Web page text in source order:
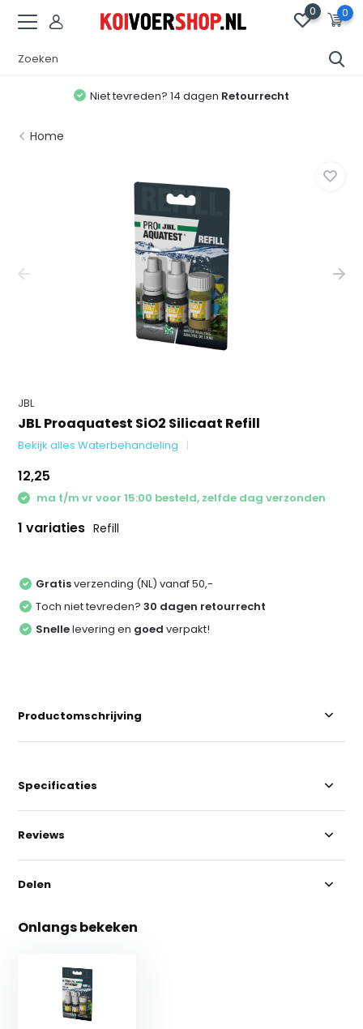
0 0
Niet tevreden? 14 dagen Retourrecht
Home
JBL
JBL Proaquatest SiO2 Silicaat Refill
Bekijk alles Waterbehandeling
12,25
ma t/m vr voor 15:00 besteld, zelfde dag verzonden
1 variaties Refill
Gratisverzending (NL) vanaf 50,-
Toch niet tevreden?30 dagen retourrecht
Snellelevering en goed verpakt!
Productomschrijving
Specificaties
Reviews
Delen
Onlangs bekeken